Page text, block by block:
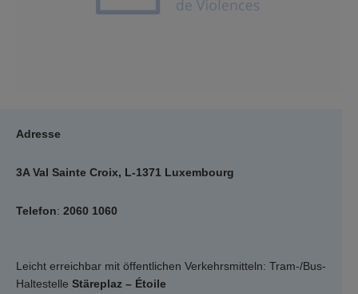
Adresse
3A Val Sainte Croix, L-1371 Luxembourg
Telefon: 2060 1060
Leicht erreichbar mit öffentlichen Verkehrsmitteln: Tram-/Bus-
Haltestelle Stäreplaz – Étoile